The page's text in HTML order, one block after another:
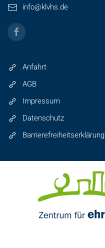
info@klvhs.de
Anfahrt
AGB
Impressum
Datenschutz
Barrierefreiheitserklärung